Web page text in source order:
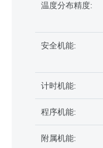
温度分布精度:
安全机能:
计时机能:
程序机能:
附属机能: